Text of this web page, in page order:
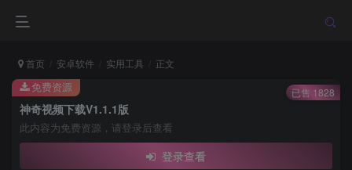
首页 安卓软件 实用工具 正文
神奇视频下载V1.1.1版
此内容为免费资源，请登录后查看
登录查看
免费资源 已售 1828